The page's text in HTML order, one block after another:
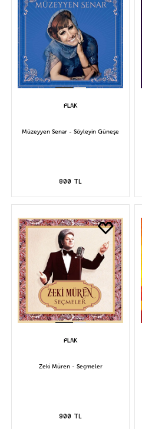
Müzeyyen Senar - Söyleyin Güneşe
800 TL
Zeki Müren - Seçmeler
900 TL